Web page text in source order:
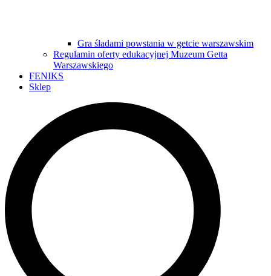
Gra śladami powstania w getcie warszawskim
Regulamin oferty edukacyjnej Muzeum Getta
Warszawskiego
FENIKS
Sklep